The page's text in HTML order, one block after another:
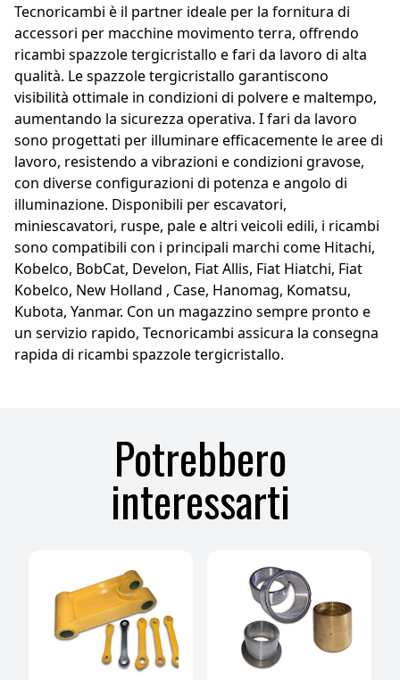
Tecnoricambi è il partner ideale per la fornitura di
accessori per macchine movimento terra, offrendo
ricambi spazzole tergicristallo e fari da lavoro di alta
qualità. Le spazzole tergicristallo garantiscono
visibilità ottimale in condizioni di polvere e maltempo,
aumentando la sicurezza operativa. I fari da lavoro
sono progettati per illuminare efficacemente le aree di
lavoro, resistendo a vibrazioni e condizioni gravose,
con diverse configurazioni di potenza e angolo di
illuminazione. Disponibili per escavatori,
miniescavatori, ruspe, pale e altri veicoli edili, i ricambi
sono compatibili con i principali marchi come Hitachi,
Kobelco, BobCat, Develon, Fiat Allis, Fiat Hiatchi, Fiat
Kobelco, New Holland , Case, Hanomag, Komatsu,
Kubota, Yanmar. Con un magazzino sempre pronto e
un servizio rapido, Tecnoricambi assicura la consegna
rapida di ricambi spazzole tergicristallo.
Potrebbero
interessarti